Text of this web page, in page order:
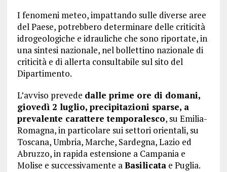
I fenomeni meteo, impattando sulle diverse aree
del Paese, potrebbero determinare delle criticità
idrogeologiche e idrauliche che sono riportate, in
una sintesi nazionale, nel bollettino nazionale di
criticità e di allerta consultabile sul sito del
Dipartimento.
L’avviso prevede dalle prime ore di domani,
giovedì 2 luglio, precipitazioni sparse, a
prevalente carattere temporalesco, su Emilia-
Romagna, in particolare sui settori orientali, su
Toscana, Umbria, Marche, Sardegna, Lazio ed
Abruzzo, in rapida estensione a Campania e
Molise e successivamente aBasilicatae Puglia.